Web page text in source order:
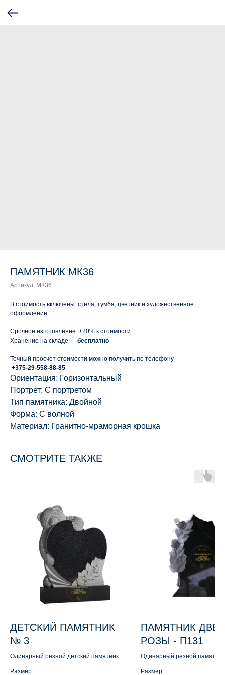
ПАМЯТНИК МК36
Артикул: МК36
В стоимость включены: стела, тумба, цветник и художественное
оформление.
Срочное изготовление: +20% к стоимости
Хранение на складе — бесплатно
Точный просчет стоимости можно получить по телефону
+375-29-558-88-85
Ориентация: Горизонтальный
Портрет: С портретом
Тип памятника: Двойной
Форма: С волной
Материал: Гранитно-мраморная крошка
СМОТРИТЕ ТАКЖЕ
ДЕТСКИЙ ПАМЯТНИК
№ 3
Одинарный резной детский памятник
Размер
ПАМЯТНИК ДВЕ
РОЗЫ - П131
Одинарный резной
Размер